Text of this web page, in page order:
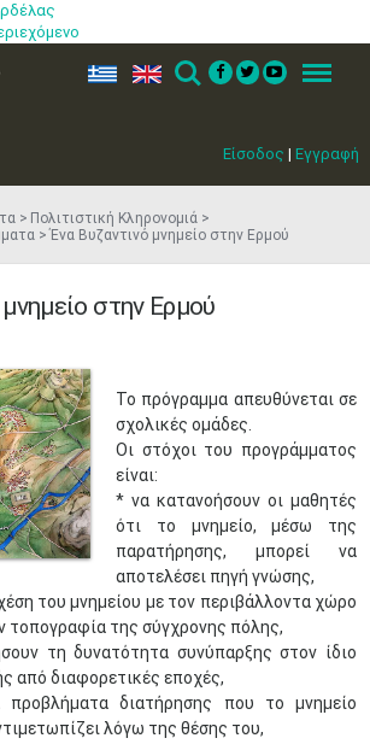
Είσοδος | Εγγραφή
ελ en Search Menu
Πολιτιστική Κληρονομιά
Ένα Βυζαντινό μνημείο στην Ερμού
στην Ερμού
Το πρόγραμμα απευθύνεται σε
σχολικές ομάδες.
Οι στόχοι του προγράμματος
είναι:
* να κατανοήσουν οι μαθητές
ότι το μνημείο, μέσω της
παρατήρησης, μπορεί να
αποτελέσει πηγή γνώσης,
του μνημείου με τον περιβάλλοντα χώρο
τοπογραφία της σύγχρονης πόλης,
τη δυνατότητα συνύπαρξης στον ίδιο
από διαφορετικές εποχές,
διατήρησης που το μνημείο
λόγω της θέσης του,